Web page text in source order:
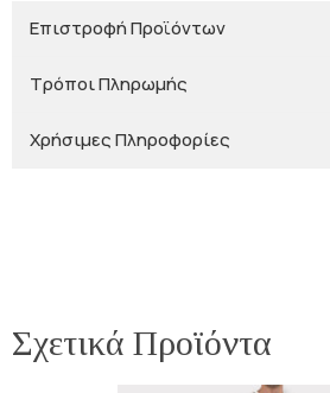
Επιστροφή Προϊόντων
Τρόποι Πληρωμής
Χρήσιμες Πληροφορίες
Σχετικά Προϊόντα